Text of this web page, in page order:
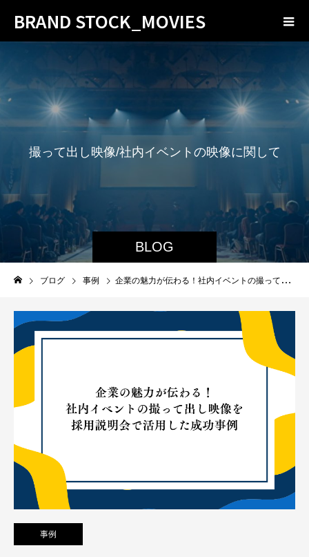
BRAND STOCK_MOVIES
BLOG
っ 出 し 映 像 /社内 イ ベ ン の 像 に し て 情
発 信 し てい
ブログ 事例 企業の魅力が伝わる！社内イベントの撮って出し映像を採用説明会で活用した成功事例
事例